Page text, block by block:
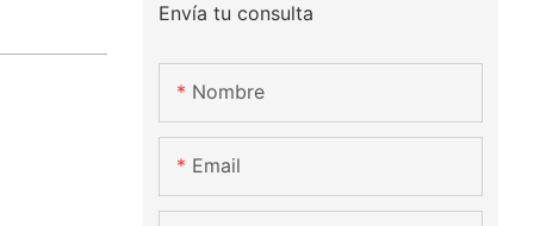
Envía tu consulta
Nombre
Email